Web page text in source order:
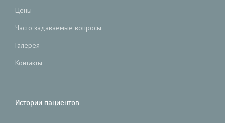
Цены
Часто задаваемые вопросы
Галерея
Контакты
Истории пациентов